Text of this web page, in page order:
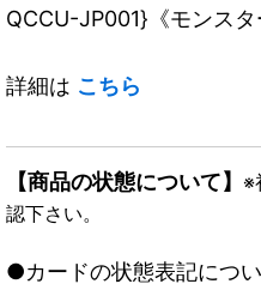
QCCU-JP001}《モンスタ
詳細は こちら
【商品の状態について】 ※
認下さい。
●カードの状態表記につ